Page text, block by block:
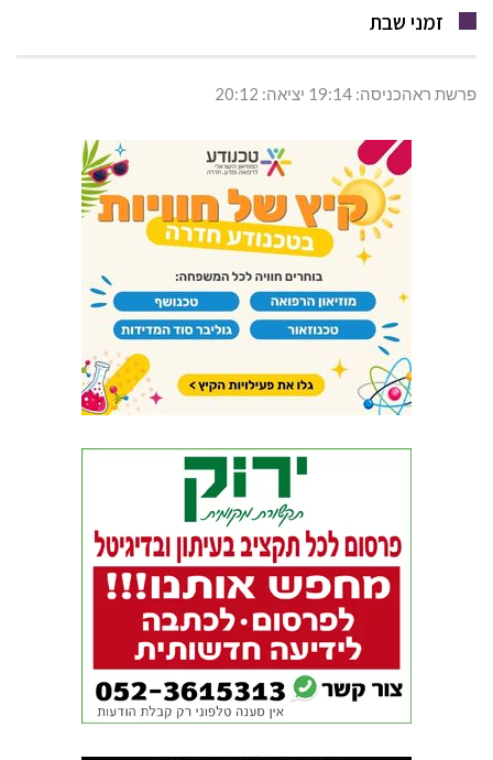
זמני שבת
פרשת ראהכניסה: 19:14 יציאה: 20:12